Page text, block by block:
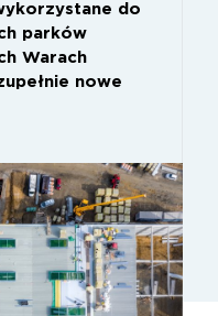
do
parków
Warach
nowe